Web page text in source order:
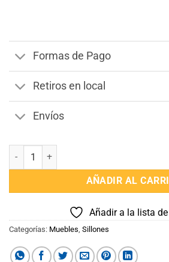
Formas de Pago
Retiros en local
Envíos
Sillón y Funda My Melody Animes cantidad
AÑADIR AL
Añadir a la lista
Categorías: Muebles, Sillones